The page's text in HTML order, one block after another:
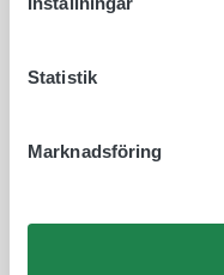
Statistik
Marknadsföring